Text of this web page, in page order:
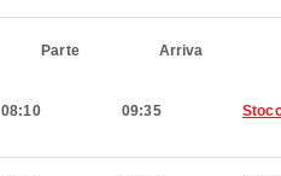
Parte Arriva
08:10 09:35